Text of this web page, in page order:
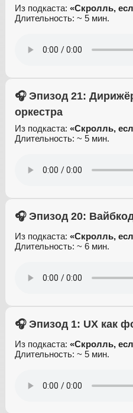
Из подкаста: «Скролль,
Длительность: ~ 5 мин.
🎧 Эпизод 21:
оркестра
Из подкаста: «Скролль,
Длительность: ~ 5 мин.
🎧 Эпизод 20:
Из подкаста: «Скролль,
Длительность: ~ 6 мин.
🎧 Эпизод 1: UX как
Из подкаста: «Скролль,
Длительность: ~ 5 мин.